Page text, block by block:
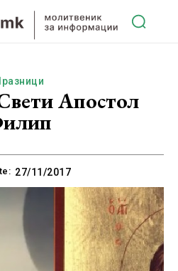
Апостол
27/11/2017